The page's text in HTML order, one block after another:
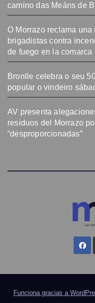
camino das Meáns de
O Morrazo reclama
brigadistas contra
de fuego en la comarca
Bronlle celebra o seu
popular o vindeiro
AV presenta
residuos del Morrazo
“desproporcionadas”
Funciona gracias a